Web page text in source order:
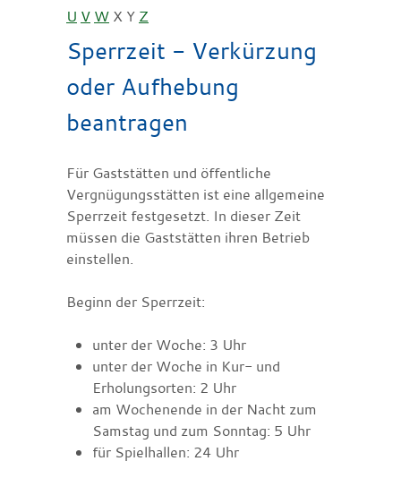
U V W X Y Z
Sperrzeit - Verkürzung
oder Aufhebung
beantragen
Für Gaststätten und öffentliche
Vergnügungsstätten ist eine allgemeine
Sperrzeit festgesetzt. In dieser Zeit
müssen die Gaststätten ihren Betrieb
einstellen.
Beginn der Sperrzeit:
unter der Woche: 3 Uhr
unter der Woche in Kur- und
Erholungsorten: 2 Uhr
am Wochenende in der Nacht zum
Samstag und zum Sonntag: 5 Uhr
für Spielhallen: 24 Uhr